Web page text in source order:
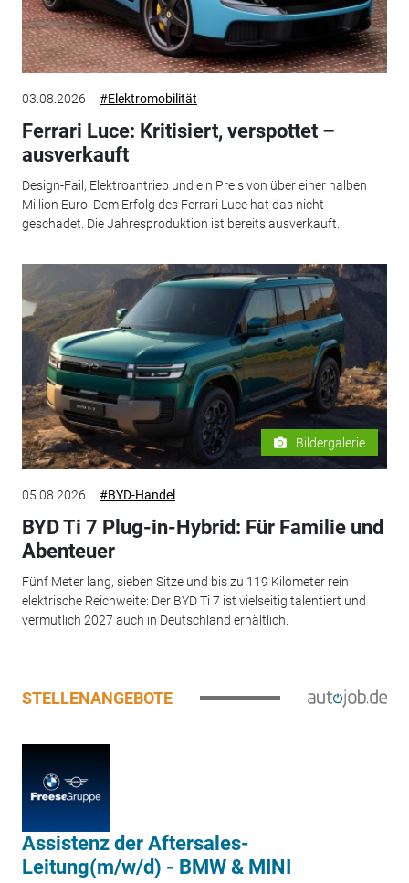
03.08.2026 #Elektromobilität
Ferrari Luce: Kritisiert, verspottet –
ausverkauft
Design-Fail, Elektroantrieb und ein Preis von über einer halben
Million Euro: Dem Erfolg des Ferrari Luce hat das nicht
geschadet. Die Jahresproduktion ist bereits ausverkauft.
Bildergalerie
05.08.2026 #BYD-Handel
BYD Ti 7 Plug-in-Hybrid: Für Familie und
Abenteuer
Fünf Meter lang, sieben Sitze und bis zu 119 Kilometer rein
elektrische Reichweite: Der BYD Ti 7 ist vielseitig talentiert und
vermutlich 2027 auch in Deutschland erhältlich.
STELLENANGEBOTE
Assistenz der Aftersales-
Leitung(m/w/d) - BMW & MINI